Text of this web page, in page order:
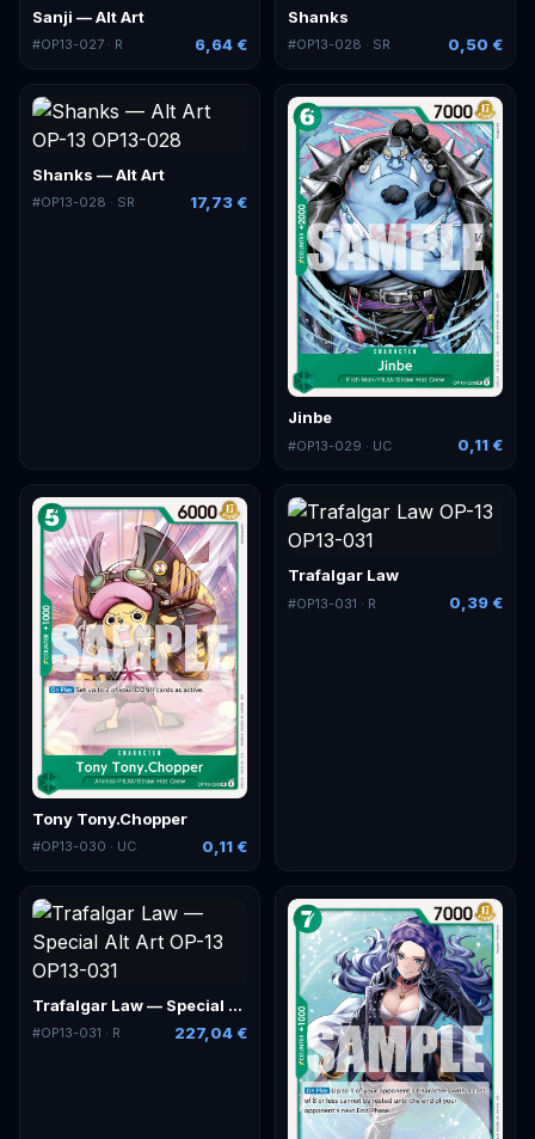
Sanji — Alt Art
#OP13-027 · R 6,64 €
Shanks
#OP13-028 · SR 0,50 €
Shanks — Alt Art
#OP13-028 · SR 17,73 €
Jinbe
#OP13-029 · UC 0,11 €
Tony Tony.Chopper
#OP13-030 · UC 0,11 €
Trafalgar Law
#OP13-031 · R 0,39 €
Trafalgar Law — Special Alt Art
#OP13-031 · R 227,04 €